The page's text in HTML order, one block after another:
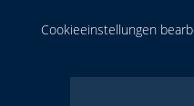
Cookieeinstellungen